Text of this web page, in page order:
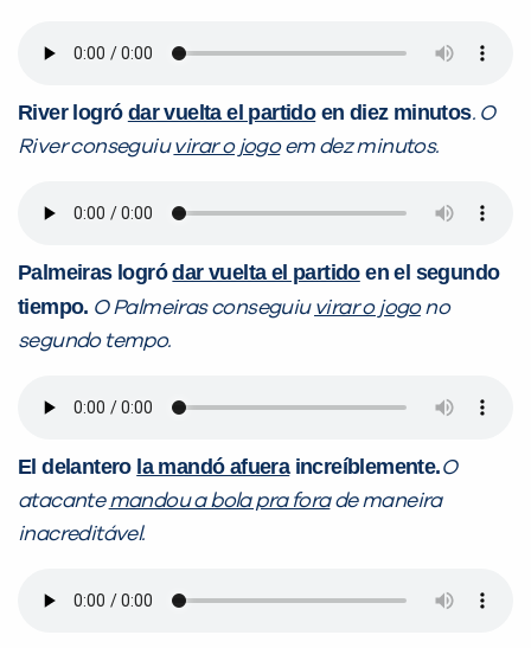
River logró dar vuelta el partidoen diez minutos. O
River conseguiuvirar o jogoem dez minutos.
Palmeiras logródar vuelta el partidoen el segundo
tiempo. O Palmeiras conseguiu virar o jogono
segundo tempo.
El delantero la mandó afueraincreíblemente.O
atacantemandou a bola pra forade maneira
inacreditável.